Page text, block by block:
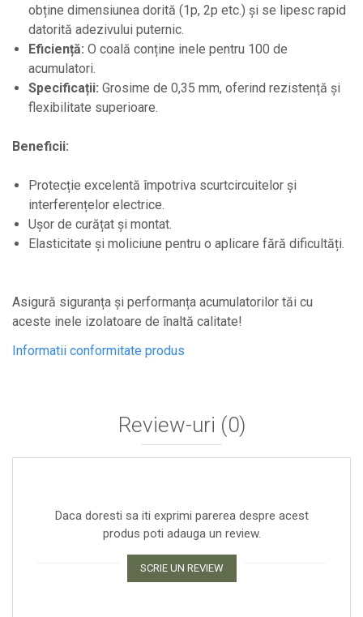
obține dimensiunea dorită (1p, 2p etc.) și se lipesc rapid
datorită adezivului puternic.
Eficiență: O coală conține inele pentru 100 de
acumulatori.
Specificații: Grosime de 0,35 mm, oferind rezistență și
flexibilitate superioare.
Beneficii:
Protecție excelentă împotriva scurtcircuitelor și
interferențelor electrice.
Ușor de curățat și montat.
Elasticitate și moliciune pentru o aplicare fără dificultăți.
Asigură siguranța și performanța acumulatorilor tăi cu
aceste inele izolatoare de înaltă calitate!
Informatii conformitate produs
Review-uri (0)
Daca doresti sa iti exprimi parerea despre acest
produs poti adauga un review.
SCRIE UN REVIEW